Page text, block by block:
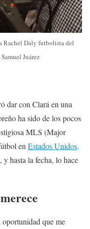
Rachel Daly futbolista del
Juárez
dar con Clará en una
ha sido de los pocos
MLS (Major
en Estados Unidos.
hasta la fecha, lo hace
que me